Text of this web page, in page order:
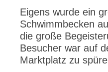
Eigens wurde ein
Schwimmbecken
die große
Besucher war auf
Marktplatz zu